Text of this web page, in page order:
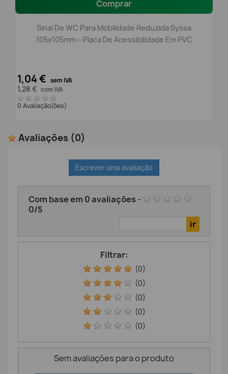
Comprar
Sinal De WC Para Mobilidade Reduzida Syssa
105x105mm – Placa De Acessibilidade Em PVC
1,04 € sem IVA
1,28 € com IVA
0 Avaliação(ões)
Avaliações (0)
Escrever uma avaliação
Com base em 0avaliações-
0/5
Filtrar:
(0)
(0)
(0)
(0)
(0)
Sem avaliações para o produto